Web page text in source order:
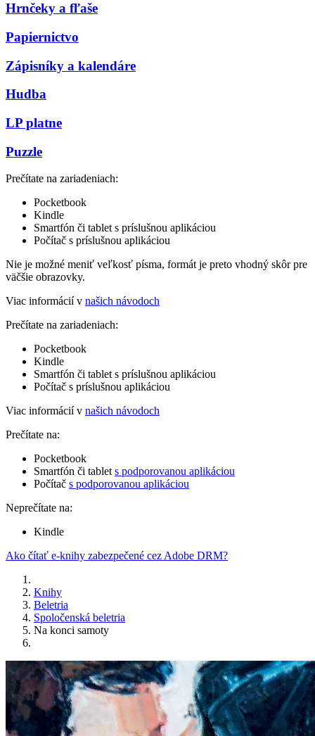
Hrnčeky a fľaše
Papiernictvo
Zápisníky a kalendáre
Hudba
LP platne
Puzzle
Prečítate na zariadeniach:
Pocketbook
Kindle
Smartfón či tablet s príslušnou aplikáciou
Počítač s príslušnou aplikáciou
Nie je možné meniť veľkosť písma, formát je preto vhodný skôr pre
väčšie obrazovky.
Viac informácií v našich návodoch
Prečítate na zariadeniach:
Pocketbook
Kindle
Smartfón či tablet s príslušnou aplikáciou
Počítač s príslušnou aplikáciou
Viac informácií v našich návodoch
Prečítate na:
Pocketbook
Smartfón či tablet s podporovanou aplikáciou
Počítač s podporovanou aplikáciou
Neprečítate na:
Kindle
Ako čítať e-knihy zabezpečené cez Adobe DRM?
Knihy
Beletria
Spoločenská beletria
Na konci samoty